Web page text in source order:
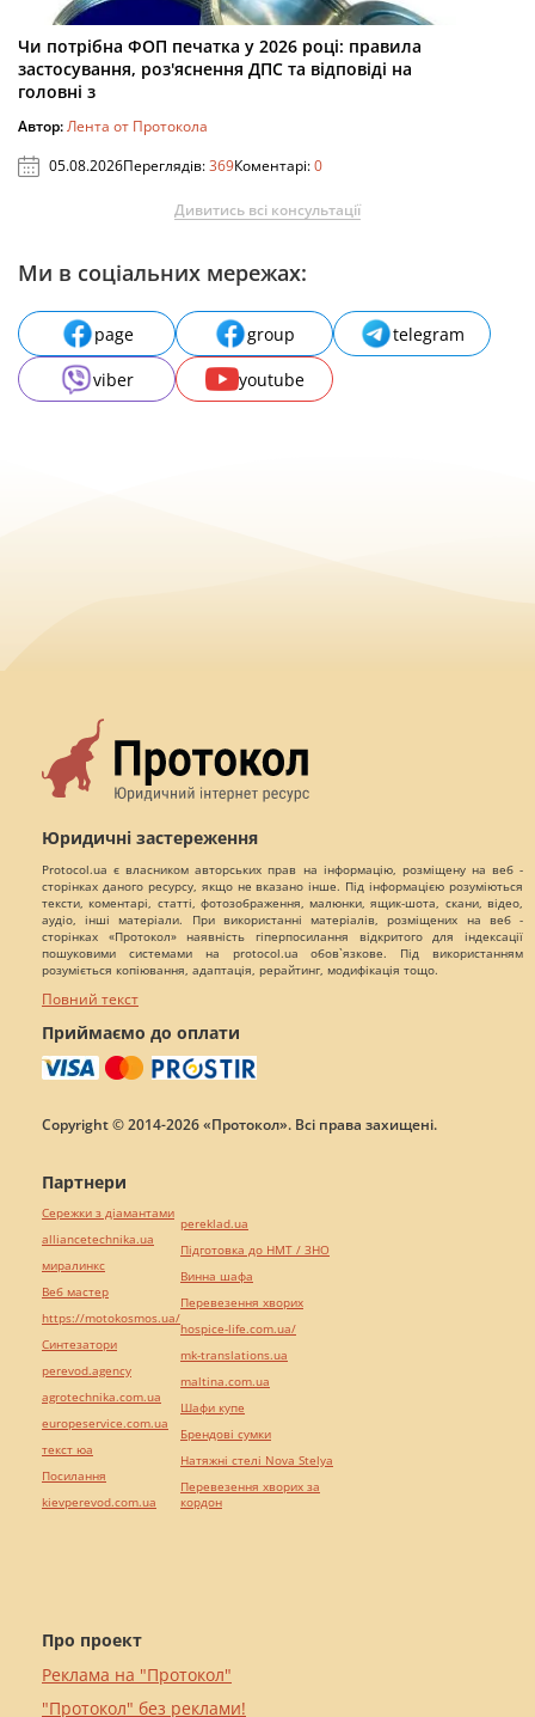
Чи потрібна ФОП печатка у 2026 році: правила
застосування, роз'яснення ДПС та відповіді на
головні з
Автор:Лента от Протокола
05.08.2026Переглядів:369Коментарі:0
Дивитись всі консультації
Ми в соціальних мережах:
page group
telegram
viber
youtube
Юридичні застереження
Protocol.ua є власником авторських прав на інформацію, розміщену на веб -
сторінках даного ресурсу, якщо не вказано інше. Під інформацією розуміються
тексти, коментарі, статті, фотозображення, малюнки, ящик-шота, скани, відео,
аудіо, інші матеріали. При використанні матеріалів, розміщених на веб -
сторінках «Протокол» наявність гіперпосилання відкритого для індексації
пошуковими системами на protocol.ua обов`язкове. Під використанням
розуміється копіювання, адаптація, рерайтинг, модифікація тощо.
Повний текст
Приймаємо до оплати
Copyright © 2014-2026 «Протокол». Всі права захищені.
Про проект
Реклама на "Протокол"
"Протокол" без реклами!
Партнери
Сережки з діамантами
alliancetechnika.ua
миралинкс
Веб мастер
https://motokosmos.ua/
Синтезатори
perevod.agency
agrotechnika.com.ua
europeservice.com.ua
текст юа
Посилання
kievperevod.com.ua
pereklad.ua
Підготовка до НМТ / ЗНО
Винна шафа
Перевезення хворих
hospice-life.com.ua/
mk-translations.ua
maltina.com.ua
Шафи купе
Брендові сумки
Натяжні стелі Nova Stelya
Перевезення хворих за
кордон